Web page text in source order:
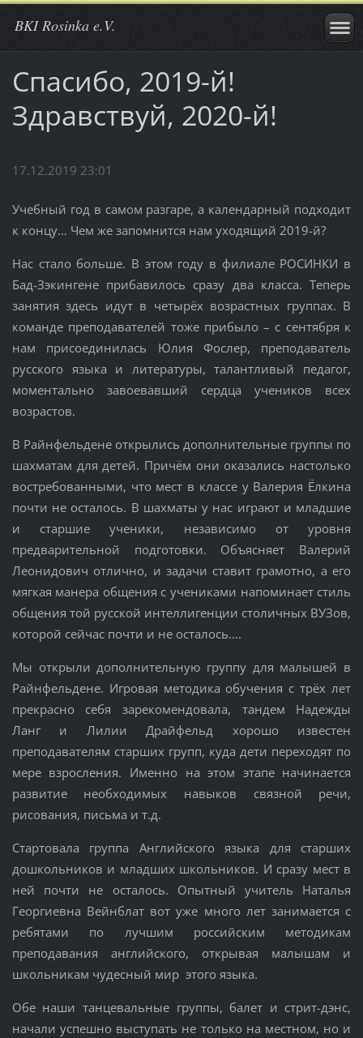
BKI Rosinka e.V.
Спасибо, 2019-й!
Здравствуй, 2020-й!
17.12.2019 23:01
Учебный год в самом разгаре, а календарный подходит
к концу… Чем же запомнится нам уходящий 2019-й?
Нас стало больше. В этом году в филиале РОСИНКИ в
Бад-Зэкингене прибавилось сразу два класса. Теперь
занятия здесь идут в четырёх возрастных группах. В
команде преподавателей тоже прибыло – с сентября к
нам присоединилась Юлия Фослер, преподаватель
русского языка и литературы, талантливый педагог,
моментально завоевавший сердца учеников всех
возрастов.
В Райнфельдене открылись дополнительные группы по
шахматам для детей. Причём они оказались настолько
востребованными, что мест в классе у Валерия Ёлкина
почти не осталось. В шахматы у нас играют и младшие
и старшие ученики, независимо от уровня
предварительной подготовки. Объясняет Валерий
Леонидович отлично, и задачи ставит грамотно, а его
мягкая манера общения с учениками напоминает стиль
общения той русской интеллигенции столичных ВУЗов,
которой сейчас почти и не осталось….
Мы открыли дополнительную группу для малышей в
Райнфельдене. Игровая методика обучения с трёх лет
прекрасно себя зарекомендовала, тандем Надежды
Ланг и Лилии Драйфельд хорошо известен
преподавателям старших групп, куда дети переходят по
мере взросления. Именно на этом этапе начинается
развитие необходимых навыков связной речи,
рисования, письма и т.д.
Стартовала группа Английского языка для старших
дошкольников и младших школьников. И сразу мест в
ней почти не осталось. Опытный учитель Наталья
Георгиевна Вейнблат вот уже много лет занимается с
ребятами по лучшим российским методикам
преподавания английского, открывая малышам и
школьникам чудесный мир этого языка.
Обе наши танцевальные группы, балет и стрит-дэнс,
начали успешно выступать не только на местном, но и